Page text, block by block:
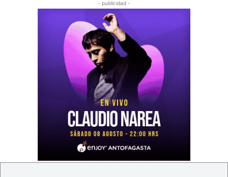
- publicidad -